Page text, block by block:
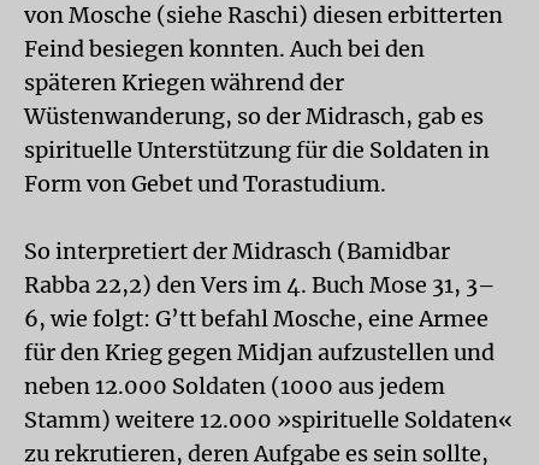
von Mosche (siehe Raschi) diesen erbitterten
Feind besiegen konnten. Auch bei den
späteren Kriegen während der
Wüstenwanderung, so der Midrasch, gab es
spirituelle Unterstützung für die Soldaten in
Form von Gebet und Torastudium.
So interpretiert der Midrasch (Bamidbar
Rabba 22,2) den Vers im 4. Buch Mose 31, 3–
6, wie folgt: G’tt befahl Mosche, eine Armee
für den Krieg gegen Midjan aufzustellen und
neben 12.000 Soldaten (1000 aus jedem
Stamm) weitere 12.000 »spirituelle Soldaten«
zu rekrutieren, deren Aufgabe es sein sollte,